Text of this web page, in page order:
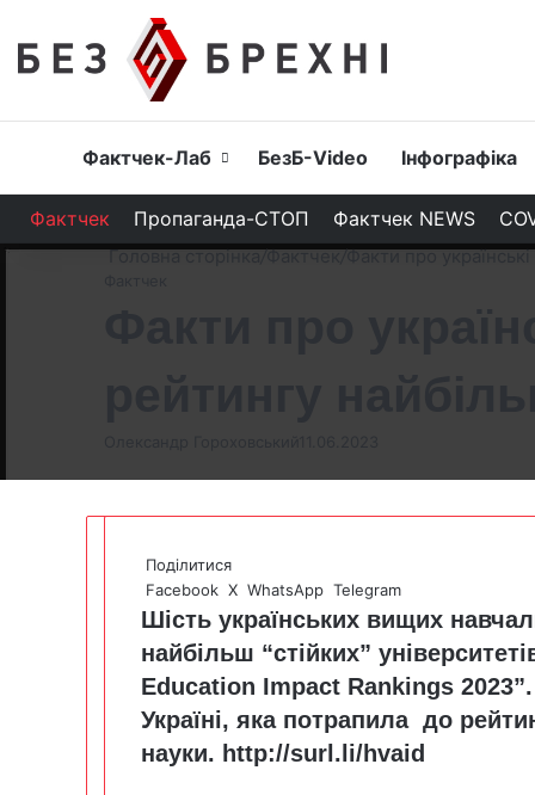
Головна
Фактчек-Лаб БезБ-Video Інфографіка
Фактчек Пропаганда-СТОП Фактчек NEWS
Головна сторінка/Фактчек/Факти про
Поділитися
Facebook X WhatsApp Telegram
Шість українських вищих
найбільш “стійких”
Education Impact Rankings
Україні, яка потрапила до
науки. http://surl.li/hvaid